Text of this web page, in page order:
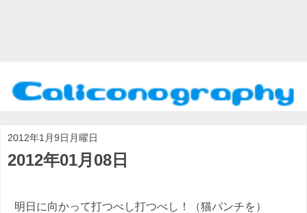
2012年1月9日月曜日
2012年01月08日
明日に向かって打つべし打つべし！（猫パンチを）